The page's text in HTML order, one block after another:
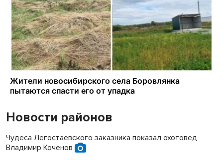
Новости районов
Чудеса Легостаевского заказника показал охотовед
Владимир Коченов